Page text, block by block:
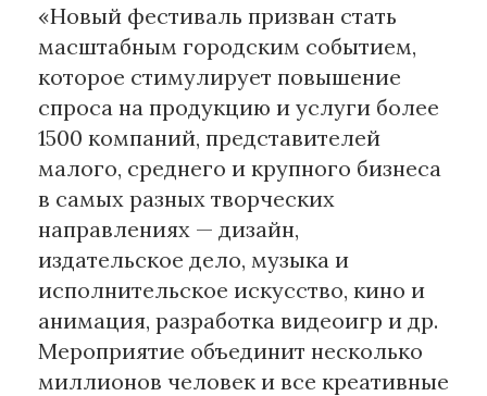
«Новый фестиваль призван стать
масштабным городским событием,
которое стимулирует повышение
спроса на продукцию и услуги более
1500 компаний, представителей
малого, среднего и крупного бизнеса
в самых разных творческих
направлениях — дизайн,
издательское дело, музыка и
исполнительское искусство, кино и
анимация, разработка видеоигр и др.
Мероприятие объединит несколько
миллионов человек и все креативные